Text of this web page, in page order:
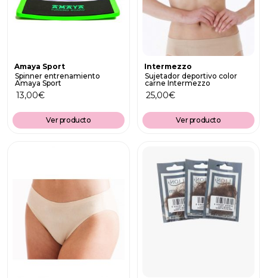
Amaya Sport
Spinner entrenamiento
Amaya Sport
13,00€
Ver producto
Intermezzo
Sujetador deportivo color
carne Intermezzo
25,00€
Ver producto